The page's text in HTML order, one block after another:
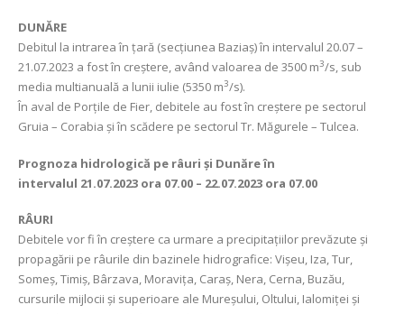
DUNĂRE
Debitul la intrarea în țară (secțiunea Baziaș) în intervalul 20.07 –
21.07.2023 a fost în creștere, având valoarea de 3500 m3/s, sub
media multianuală a lunii iulie (5350 m3/s).
În aval de Porțile de Fier, debitele au fost în creștere pe sectorul
Gruia – Corabia și în scădere pe sectorul Tr. Măgurele – Tulcea.
Prognoza hidrologică pe râuri și Dunăre în
intervalul 21.07.2023 ora 07.00 – 22.07.2023 ora 07.00
RÂURI
Debitele vor fi în creștere ca urmare a precipitațiilor prevăzute și
propagării pe râurile din bazinele hidrografice: Vișeu, Iza, Tur,
Someș, Timiș, Bârzava, Moravița, Caraș, Nera, Cerna, Buzău,
cursurile mijlocii și superioare ale Mureșului, Oltului, Ialomiței și